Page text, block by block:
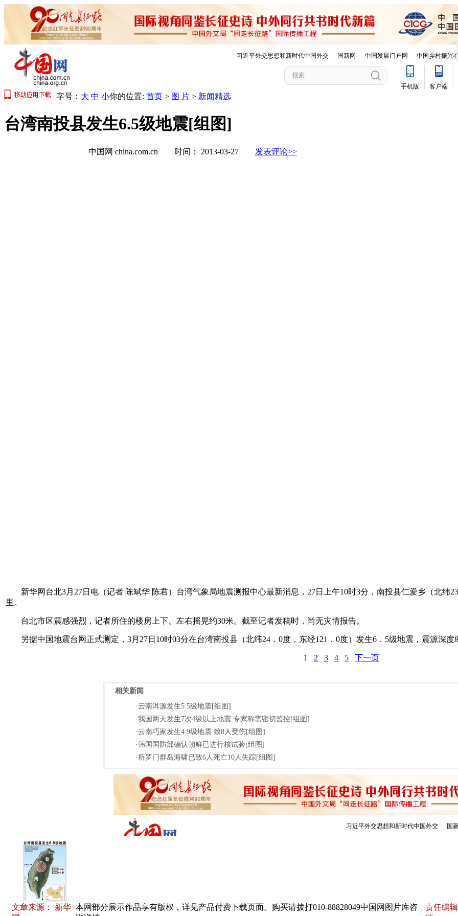
字号： 大 中 小你的位置: 首页 > 图 片 > 新闻精选
台湾南投县发生6.5级地震[组图]
中国网 china.com.cn 时间： 2013-03-27 发表评论>>
新华网台北3月27日电（记者 陈斌华 陈君）台湾气象局地震测报中心最新消息，27日上午10时3分，南投县仁爱乡（北纬
里。
台北市区震感强烈，记者所住的楼房上下、左右摇晃约30米。截至记者发稿时，尚无灾情报告。
另据中国地震台网正式测定，3月27日10时03分在台湾南投县（北纬24．0度，东经121．0度）发生6．5级地震，震源深度
1 2 3 4 5 下一页
相关新闻
·云南洱源发生5.5级地震[组图]
·我国两天发生7次4级以上地震 专家称需密切监控[组图]
·云南巧家发生4.9级地震 致8人受伤[组图]
·韩国国防部确认朝鲜已进行核试验[组图]
·所罗门群岛海啸已致6人死亡10人失踪[组图]
文章来源： 新华 本网部分展示作品享有版权，详见产品付费下载页面。购买请拨打010-88828049中国网图片库咨
责任编